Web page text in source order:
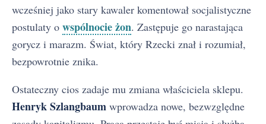
wcześniej jako stary kawaler komentował socjalistyczne
postulaty o wspólnocie żon. Zastępuje go narastająca
gorycz i marazm. Świat, który Rzecki znał i rozumiał,
bezpowrotnie znika.
Ostateczny cios zadaje mu zmiana właściciela sklepu.
Henryk Szlangbaum wprowadza nowe, bezwzględne